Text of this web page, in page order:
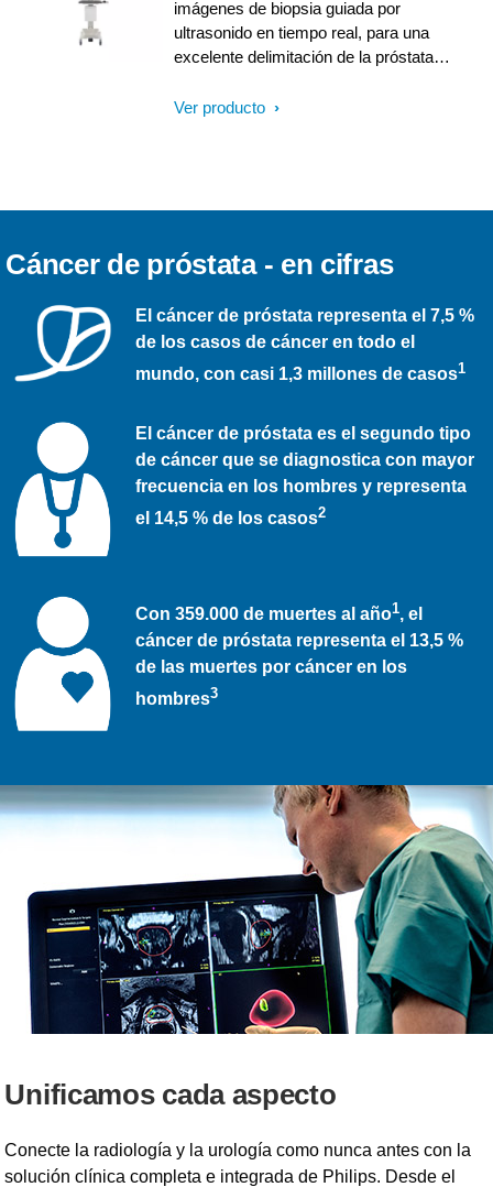
imágenes de biopsia guiada por
ultrasonido en tiempo real, para una
excelente delimitación de la próstata y
visualización clara de la trayectoria de
una orientación de precisión a su
práctica clínica en una estación de
Ver producto
Cáncer de próstata - en cifras
El cáncer de próstata representa el 7,5 %
de los casos de cáncer en todo el
mundo, con casi 1,3 millones de casos1
El cáncer de próstata es el segundo tipo
de cáncer que se diagnostica con mayor
frecuencia en los hombres y representa
el 14,5 % de los casos2
Con 359.000 de muertes al año1, el
cáncer de próstata representa el 13,5 %
de las muertes por cáncer en los
hombres3
Unificamos cada aspecto
Conecte la radiología y la urología como nunca antes con la
solución clínica completa e integrada de Philips. Desde el